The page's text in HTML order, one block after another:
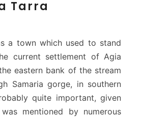
t
o
y
t
n
a
T
Tarra
a town which used to stand
current settlement of Agia
eastern bank of the stream
Samaria gorge, in southern
quite important, given
mentioned by numerous